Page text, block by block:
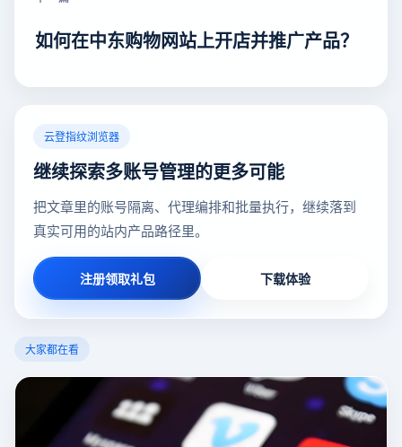
如何在中东购物网站上开店并推广产品？
云登指纹浏览器
继续探索多账号管理的更多可能
把文章里的账号隔离、代理编排和批量执行，继续落到
真实可用的站内产品路径里。
注册领取礼包 下载体验
大家都在看